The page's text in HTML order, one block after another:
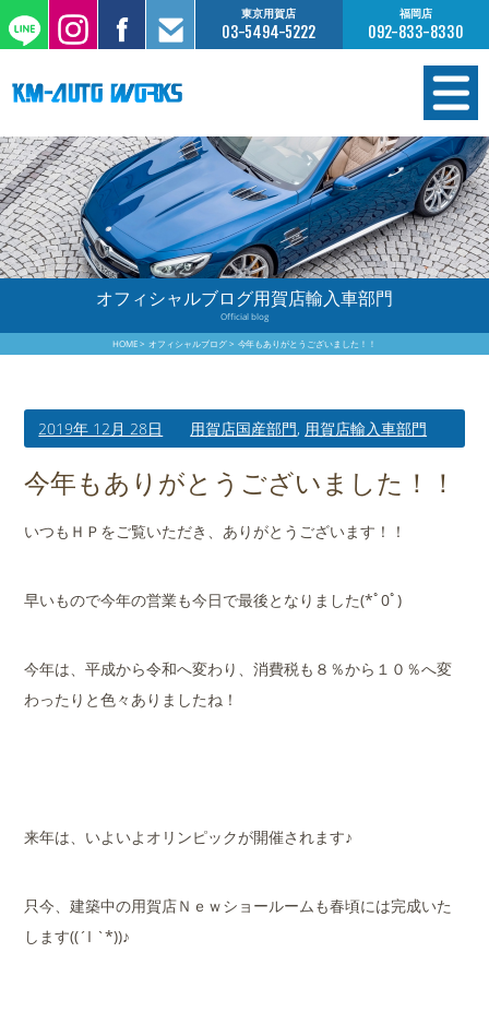
東京用賀店
03-5494-5222
福岡店
092-833-8330
在庫情報
オーダー販売
工場サービス
保証について
買取査定のご案内
店舗案内
会社概要
オフィシャルブログ用賀店輸入車部門
Official blog
HOME オフィシャルブログ 今年もありがとうございました！！
2019年 12月 28日 用賀店国産部門, 用賀店輸入車部門
今年もありがとうございました！！
いつもＨＰをご覧いただき、ありがとうございます！！
早いもので今年の営業も今日で最後となりました(*ﾟ0ﾟ)
今年は、平成から令和へ変わり、消費税も８％から１０％へ変
わったりと色々ありましたね！
来年は、いよいよオリンピックが開催されます♪
只今、建築中の用賀店Ｎｅｗショールームも春頃には完成いた
します((´I `*))♪